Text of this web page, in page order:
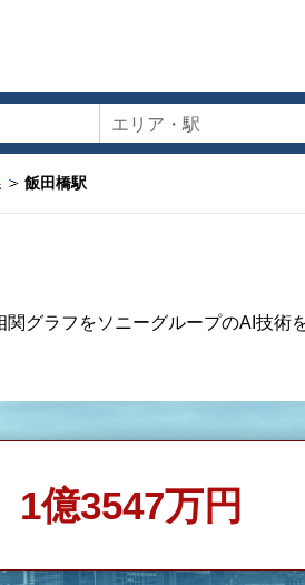
エリア・駅
飯田橋駅
グラフをソニーグループのAI技術
1億3547万円